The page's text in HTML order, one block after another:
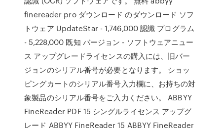
finereader pro ダウンロード のダウンロード ソフ
トウェア UpdateStar - 1,746,000 認識 プログラム
- 5,228,000 既知 バージョン - ソフトウェアニュー
ス アップグレードライセンスの購入には、旧バー
ジョンのシリアル番号が必要となります。 ショッ
ピングカートのシリアル番号入力欄に、お持ちの対
象製品のシリアル番号をご入力ください。 ABBYY
FineReader PDF 15 シングルライセンス アップグ
レード ABBYY FineReader 15 ABBYY FineReader